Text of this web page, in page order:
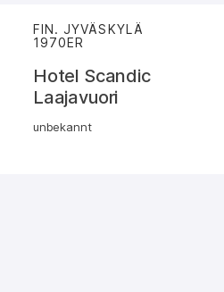
FIN. JYVÄSKYLÄ
1970ER
Hotel Scandic
Laajavuori
unbekannt